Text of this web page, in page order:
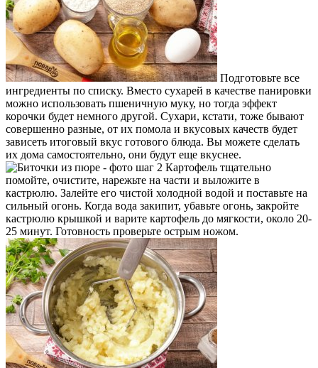
Подготовьте все
ингредиенты по списку. Вместо сухарей в качестве панировки
можно использовать пшеничную муку, но тогда эффект
корочки будет немного другой. Сухари, кстати, тоже бывают
совершенно разные, от их помола и вкусовых качеств будет
зависеть итоговый вкус готового блюда. Вы можете сделать
их дома самостоятельно, они будут еще вкуснее.
Картофель тщательно
помойте, очистите, нарежьте на части и выложите в
кастрюлю. Залейте его чистой холодной водой и поставьте на
сильный огонь. Когда вода закипит, убавьте огонь, закройте
кастрюлю крышкой и варите картофель до мягкости, около 20-
25 минут. Готовность проверьте острым ножом.